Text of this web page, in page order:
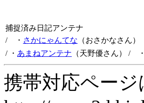
捕捉済み日記アンテナ
/ ・ さかにゃんてな （おさかなさん）
/ ・ あまねアンテナ （天野優さん） / ・
携帯対応ページ